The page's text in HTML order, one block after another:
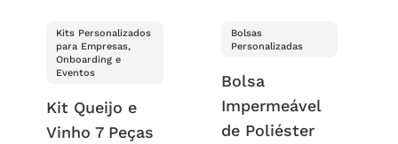
Kits Personalizados
para Empresas,
Onboarding e
Eventos
Kit Queijo e
Vinho 7 Peças
Bolsas
Personalizadas
Bolsa
Impermeável
de Poliéster